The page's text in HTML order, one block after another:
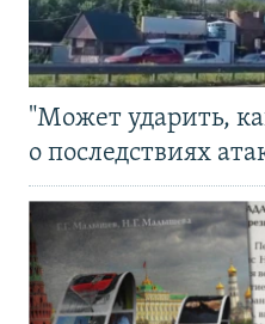
"Может ударить,
о последствиях